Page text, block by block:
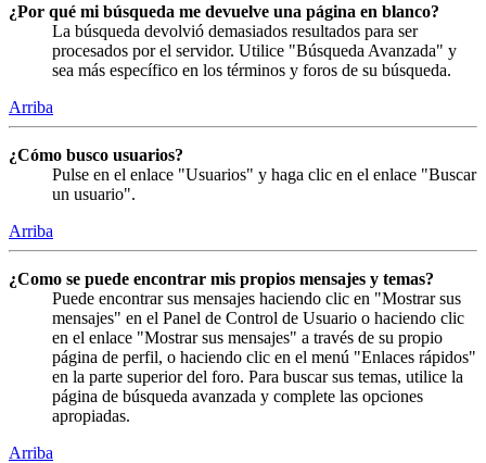
¿Por qué mi búsqueda me devuelve una página en blanco?
La búsqueda devolvió demasiados resultados para ser
procesados por el servidor. Utilice "Búsqueda Avanzada" y
sea más específico en los términos y foros de su búsqueda.
Arriba
¿Cómo busco usuarios?
Pulse en el enlace "Usuarios" y haga clic en el enlace "Buscar
un usuario".
Arriba
¿Como se puede encontrar mis propios mensajes y temas?
Puede encontrar sus mensajes haciendo clic en "Mostrar sus
mensajes" en el Panel de Control de Usuario o haciendo clic
en el enlace "Mostrar sus mensajes" a través de su propio
página de perfil, o haciendo clic en el menú "Enlaces rápidos"
en la parte superior del foro. Para buscar sus temas, utilice la
página de búsqueda avanzada y complete las opciones
apropiadas.
Arriba